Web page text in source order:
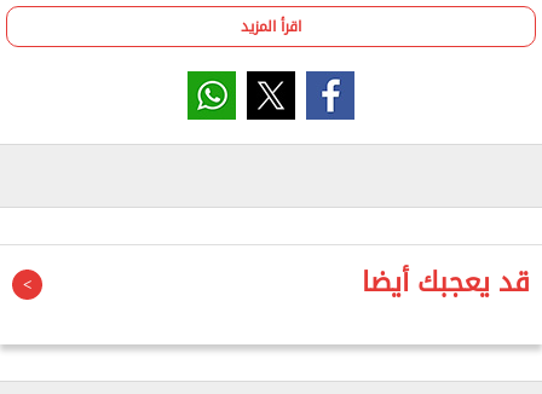
ويتحدث هشام ماجد، لأول مرة، عن تفاصيل شخصياته
المحببة للجمهور، وكواليس التعاون مع نجوم الكوميديا،
إلى جانب العديد من المواقف الطريفة والإنسانية.
وخفة الظل على طريقة «صاحبة السعادة».
اقرأ المزيد
قد يعجبك أيضا